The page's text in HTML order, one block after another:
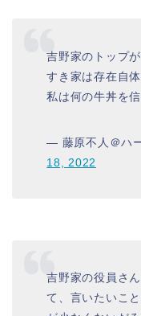
吉野家のトップが
すき家は存在自体
私は何の牛丼を
— 藤原不人＠ハ
18, 2022
吉野家の役員さ
て、言いたいこ